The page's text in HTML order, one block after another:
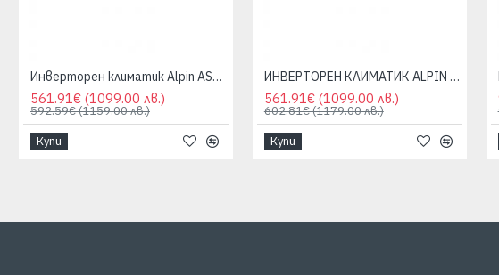
Инверторен климатик Alpin ASW-25ETE, Elite, 9000 BTU, WIFI
561.91€ (1099.00 лв.)
592.59€(1159.00 лв.)
Купи
ИНВЕРТОРЕН КЛИМАТИК ALPIN ASW-35ETE, ELITE, 12000 BTU, WIFI
561.91€ (1099.00 лв.)
602.81€(1179.00 лв.)
Купи